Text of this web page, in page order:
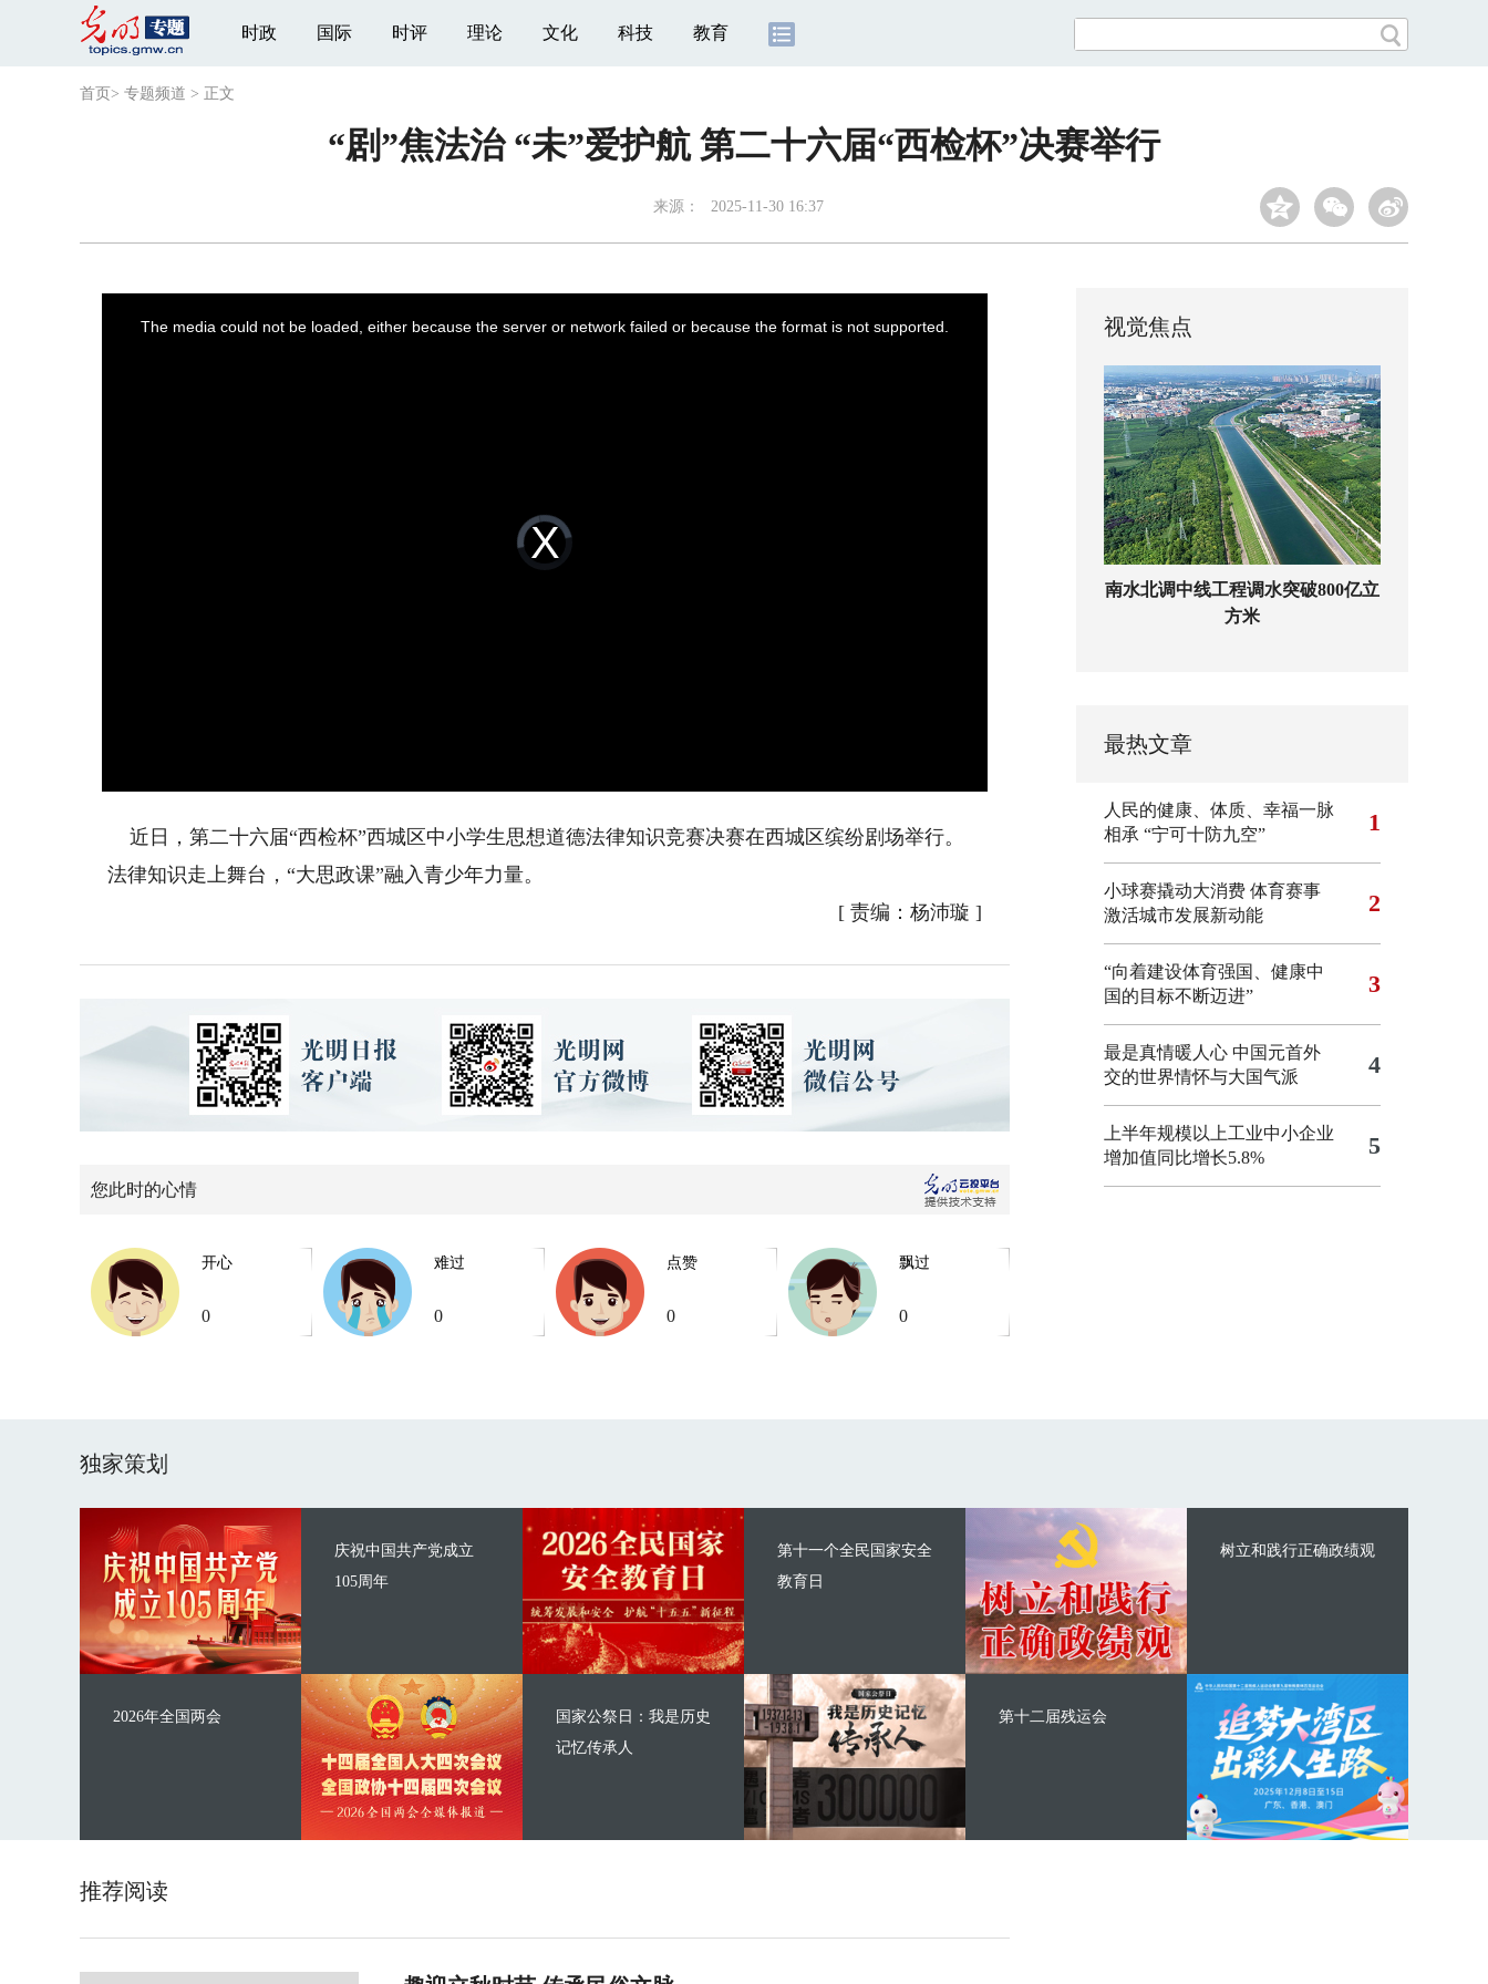
时政 国际 时评 理论 文化 科技 教育
首页 > 专题频道 > 正文
“剧”焦法治 “未”爱护航 第二十六届“西检杯”决赛举行
来源： 2025-11-30 16:37
Video
Player
loading.
The media could not be loaded, either because the server or network failed or because the format is not supported.
近日，第二十六届“西检杯”西城区中小学生思想道德法律知识竞赛决赛在西城区缤纷剧场举行。
法律知识走上舞台，“大思政课”融入青少年力量。
[ 责编：杨沛璇 ]
您此时的心情
开心
0
难过
0
点赞
0
飘过
0
视觉焦点
南水北调中线工程调水突破800亿立
方米
最热文章
人民的健康、体质、幸福一脉
相承 “宁可十防九空” 1
小球赛撬动大消费 体育赛事
激活城市发展新动能
2
“向着建设体育强国、健康中
国的目标不断迈进”
3
最是真情暖人心 中国元首外
交的世界情怀与大国气派
4
上半年规模以上工业中小企业
增加值同比增长5.8%
5
独家策划
庆祝中国共产党成立
105周年
2026年全国两会
第十一个全民国家安全
教育日
国家公祭日：我是历史
记忆传承人
树立和践行正确政绩观
第十二届残运会
推荐阅读